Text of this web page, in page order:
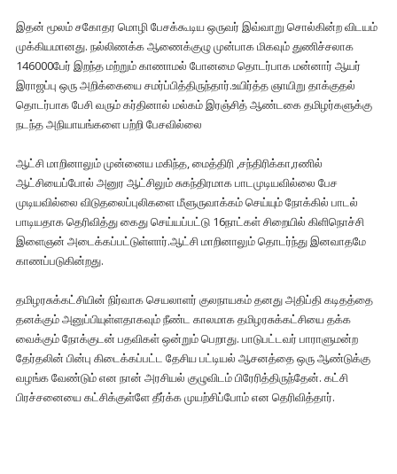
இதன் மூலம் சகோதர மொழி பேசக்கூடிய ஒருவர் இவ்வாறு சொல்கின்ற விடயம்
முக்கியமானது. நல்லிணக்க ஆணைக்குழு முன்பாக மிகவும் துணிச்சலாக
146000பேர் இறந்த மற்றும் காணாமல் போனமை தொடர்பாக மன்னார் ஆயர்
இராஜப்பு ஒரு அறிக்கையை சமர்ப்பித்திருந்தார்.உயிர்த்த ஞாயிறு தாக்குதல்
தொடர்பாக பேசி வரும் கர்தினால் மல்கம் இரஞ்சித் ஆண்டகை தமிழர்களுக்கு
நடந்த அநியாயங்களை பற்றி பேசவில்லை
ஆட்சி மாறினாலும் முன்னைய மகிந்த, மைத்திரி ,சந்திரிக்கா,ரணில்
ஆட்சியைப்போல் அனுர ஆட்சிலும் சுகந்திரமாக பாடமுடியவில்லை பேச
முடியவில்லை விடுதலைப்புலிகளை மீளுருவாக்கம் செய்யும் நோக்கில் பாடல்
பாடியதாக தெரிவித்து கைது செய்யப்பட்டு 16நாட்கள் சிறையில் கிளிநொச்சி
இளைஞன் அடைக்கப்பட்டுள்ளார்.ஆட்சி மாறினாலும் தொடர்ந்து இனவாதமே
காணப்படுகின்றது.
தமிழரசுக்கட்சியின் நிர்வாக செயலாளர் குலநாயகம் தனது அதிப்தி கடிதத்தை
தனக்கும் அனுப்பியுள்ளதாகவும் நீண்ட காலமாக தமிழரசுக்கட்சியை தக்க
வைக்கும் நோக்குடன் பதவிகள் ஒன்றும் பெறாது. பாடுபட்டவர் பாராளுமன்ற
தேர்தலின் பின்பு கிடைக்கப்பட்ட தேசிய பட்டியல் ஆசனத்தை ஒரு ஆண்டுக்கு
வழங்க வேண்டும் என நான் அரசியல் குழுவிடம் பிரேரித்திருந்தேன். கட்சி
பிரச்சனையை கட்சிக்குள்ளே தீர்க்க முயற்சிப்போம் என தெரிவித்தார்.